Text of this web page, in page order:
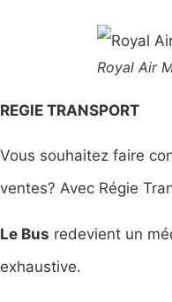
Royal Air
REGIE TRANSPORT
Vous souhaitez faire
ventes? Avec Régie
Le Bus redevient un
exhaustive.